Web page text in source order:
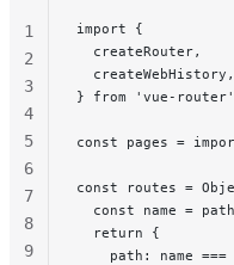
import {
  createRouter,
  createWebHistory,
} from 'vue-router'
const pages =
const routes =
const name =
  return {
path: name ===
1
2
3
4
5
6
7
8
9